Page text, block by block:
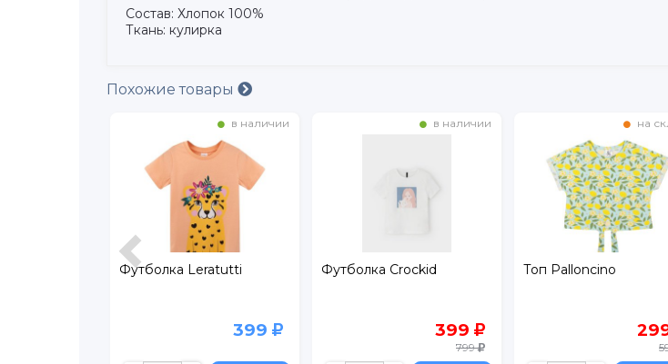
Состав: Хлопок 100%
Ткань: кулирка
Похожие товары
в наличии
Футболка Leratutti
399
в наличии
Футболка Crockid
399
799
на
Топ Palloncino